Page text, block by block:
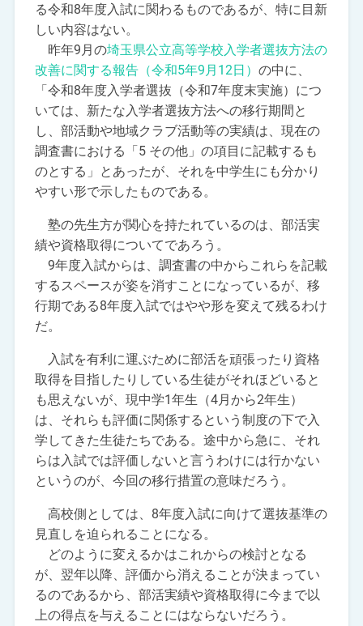
る令和8年度入試に関わるものであるが、特に目新
しい内容はない。
昨年9月の埼玉県公立高等学校入学者選抜方法の
改善に関する報告（令和5年9月12日） の中に、
「令和8年度入学者選抜（令和7年度末実施）につ
いては、新たな入学者選抜方法への移行期間と
し、部活動や地域クラブ活動等の実績は、現在の
調査書における「5 その他」の項目に記載するも
のとする」とあったが、それを中学生にも分かり
やすい形で示したものである。
塾の先生方が関心を持たれているのは、部活実
績や資格取得についてであろう。
9年度入試からは、調査書の中からこれらを記載
するスペースが姿を消すことになっているが、移
行期である8年度入試ではやや形を変えて残るわけ
だ。
入試を有利に運ぶために部活を頑張ったり資格
取得を目指したりしている生徒がそれほどいると
も思えないが、現中学1年生（4月から2年生）
は、それらも評価に関係するという制度の下で入
学してきた生徒たちである。途中から急に、それ
らは入試では評価しないと言うわけには行かない
というのが、今回の移行措置の意味だろう。
高校側としては、8年度入試に向けて選抜基準の
見直しを迫られることになる。
どのように変えるかはこれからの検討となる
が、翌年以降、評価から消えることが決まってい
るのであるから、部活実績や資格取得に今まで以
上の得点を与えることにはならないだろう。